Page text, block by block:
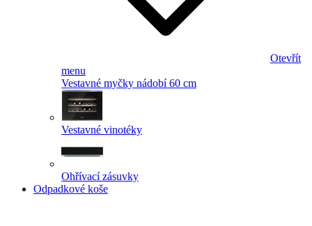
Otevřít
menu
Vestavné myčky nádobí 60 cm
Vestavné vinotéky
Ohřívací zásuvky
Odpadkové koše